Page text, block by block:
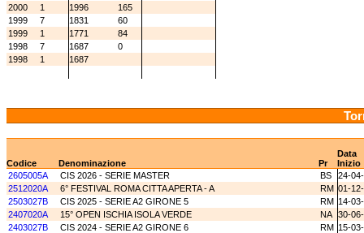
2000
1 1996
165
1999
7 1831
60
1999
1 1771
84
1998
7 1687
0
1998
1 1687
Data
Codice
Denominazione Pr
Inizio
2605005A
CIS 2026 - SERIE MASTER BS
24-
2512020A
6° FESTIVAL ROMA CITTA APERTA - A RM 01-
2503027B
CIS 2025 - SERIE A2 GIRONE 5 RM 14-
2407020A
15° OPEN ISCHIA ISOLA VERDE NA 30-
2403027B
CIS 2024 - SERIE A2 GIRONE 6 RM 15-